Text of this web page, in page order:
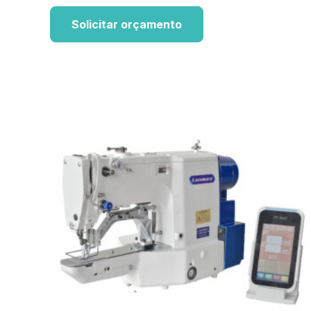
Solicitar orçamento